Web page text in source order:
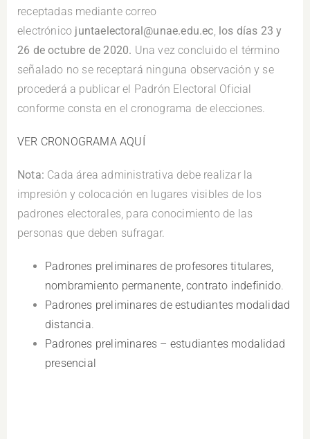
receptadas mediante correo
electrónico juntaelectoral@unae.edu.ec, los días 23 y
26 de octubre de 2020. Una vez concluido el término
señalado no se receptará ninguna observación y se
procederá a publicar el Padrón Electoral Oficial
conforme consta en el cronograma de elecciones.
VER CRONOGRAMA AQUÍ
Nota: Cada área administrativa debe realizar la
impresión y colocación en lugares visibles de los
padrones electorales, para conocimiento de las
personas que deben sufragar.
Padrones preliminares de profesores titulares,
nombramiento permanente, contrato indefinido.
Padrones preliminares de estudiantes modalidad
distancia.
Padrones preliminares – estudiantes modalidad
presencial